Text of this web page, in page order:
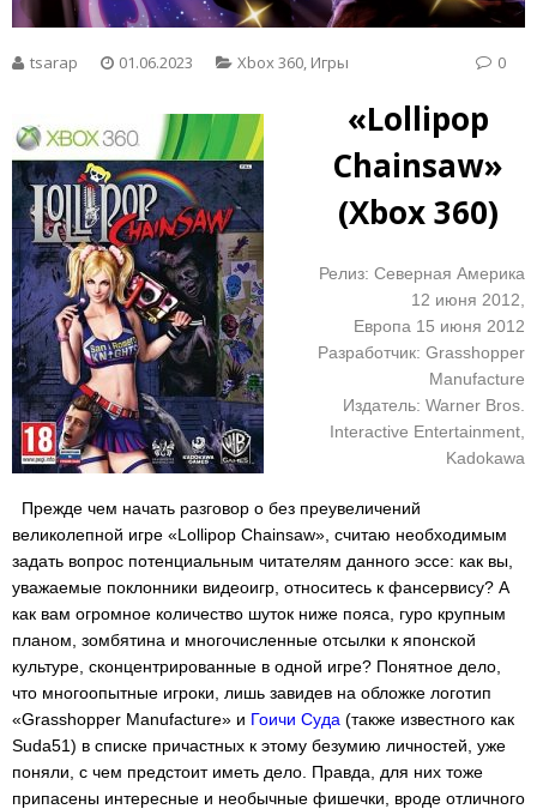
tsarap 01.06.2023 Xbox 360, Игры 0
«Lollipop
Chainsaw»
(Xbox 360)
Релиз: Северная Америка
12 июня 2012,
Европа 15 июня 2012
Разработчик: Grasshopper
Manufacture
Издатель: Warner Bros.
Interactive Entertainment,
Kadokawa
Прежде чем начать разговор о без преувеличений
великолепной игре «Lollipop Chainsaw», считаю необходимым
задать вопрос потенциальным читателям данного эссе: как вы,
уважаемые поклонники видеоигр, относитесь к фансервису? А
как вам огромное количество шуток ниже пояса, гуро крупным
планом, зомбятина и многочисленные отсылки к японской
культуре, сконцентрированные в одной игре? Понятное дело,
что многоопытные игроки, лишь завидев на обложке логотип
«Grasshopper Manufacture» и Гоичи Суда (также известного как
Suda51) в списке причастных к этому безумию личностей, уже
поняли, с чем предстоит иметь дело. Правда, для них тоже
припасены интересные и необычные фишечки, вроде отличного